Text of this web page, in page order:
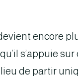
encore
s’appuie sur
lieu de partir